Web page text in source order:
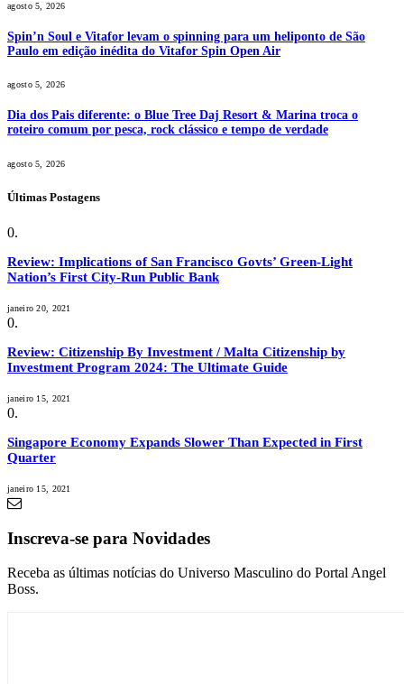
agosto 5, 2026
Spin’n Soul e Vitafor levam o spinning para um heliponto de São
Paulo em edição inédita do Vitafor Spin Open Air
agosto 5, 2026
Dia dos Pais diferente: o Blue Tree Daj Resort & Marina troca o
roteiro comum por pesca, rock clássico e tempo de verdade
agosto 5, 2026
Últimas Postagens
Review: Implications of San Francisco Govts’ Green-Light
Nation’s First City-Run Public Bank
janeiro 20, 2021
Review: Citizenship By Investment / Malta Citizenship by
Investment Program 2024: The Ultimate Guide
janeiro 15, 2021
Singapore Economy Expands Slower Than Expected in First
Quarter
janeiro 15, 2021
Inscreva-se para Novidades
Receba as últimas notícias do Universo Masculino do Portal Angel
Boss.